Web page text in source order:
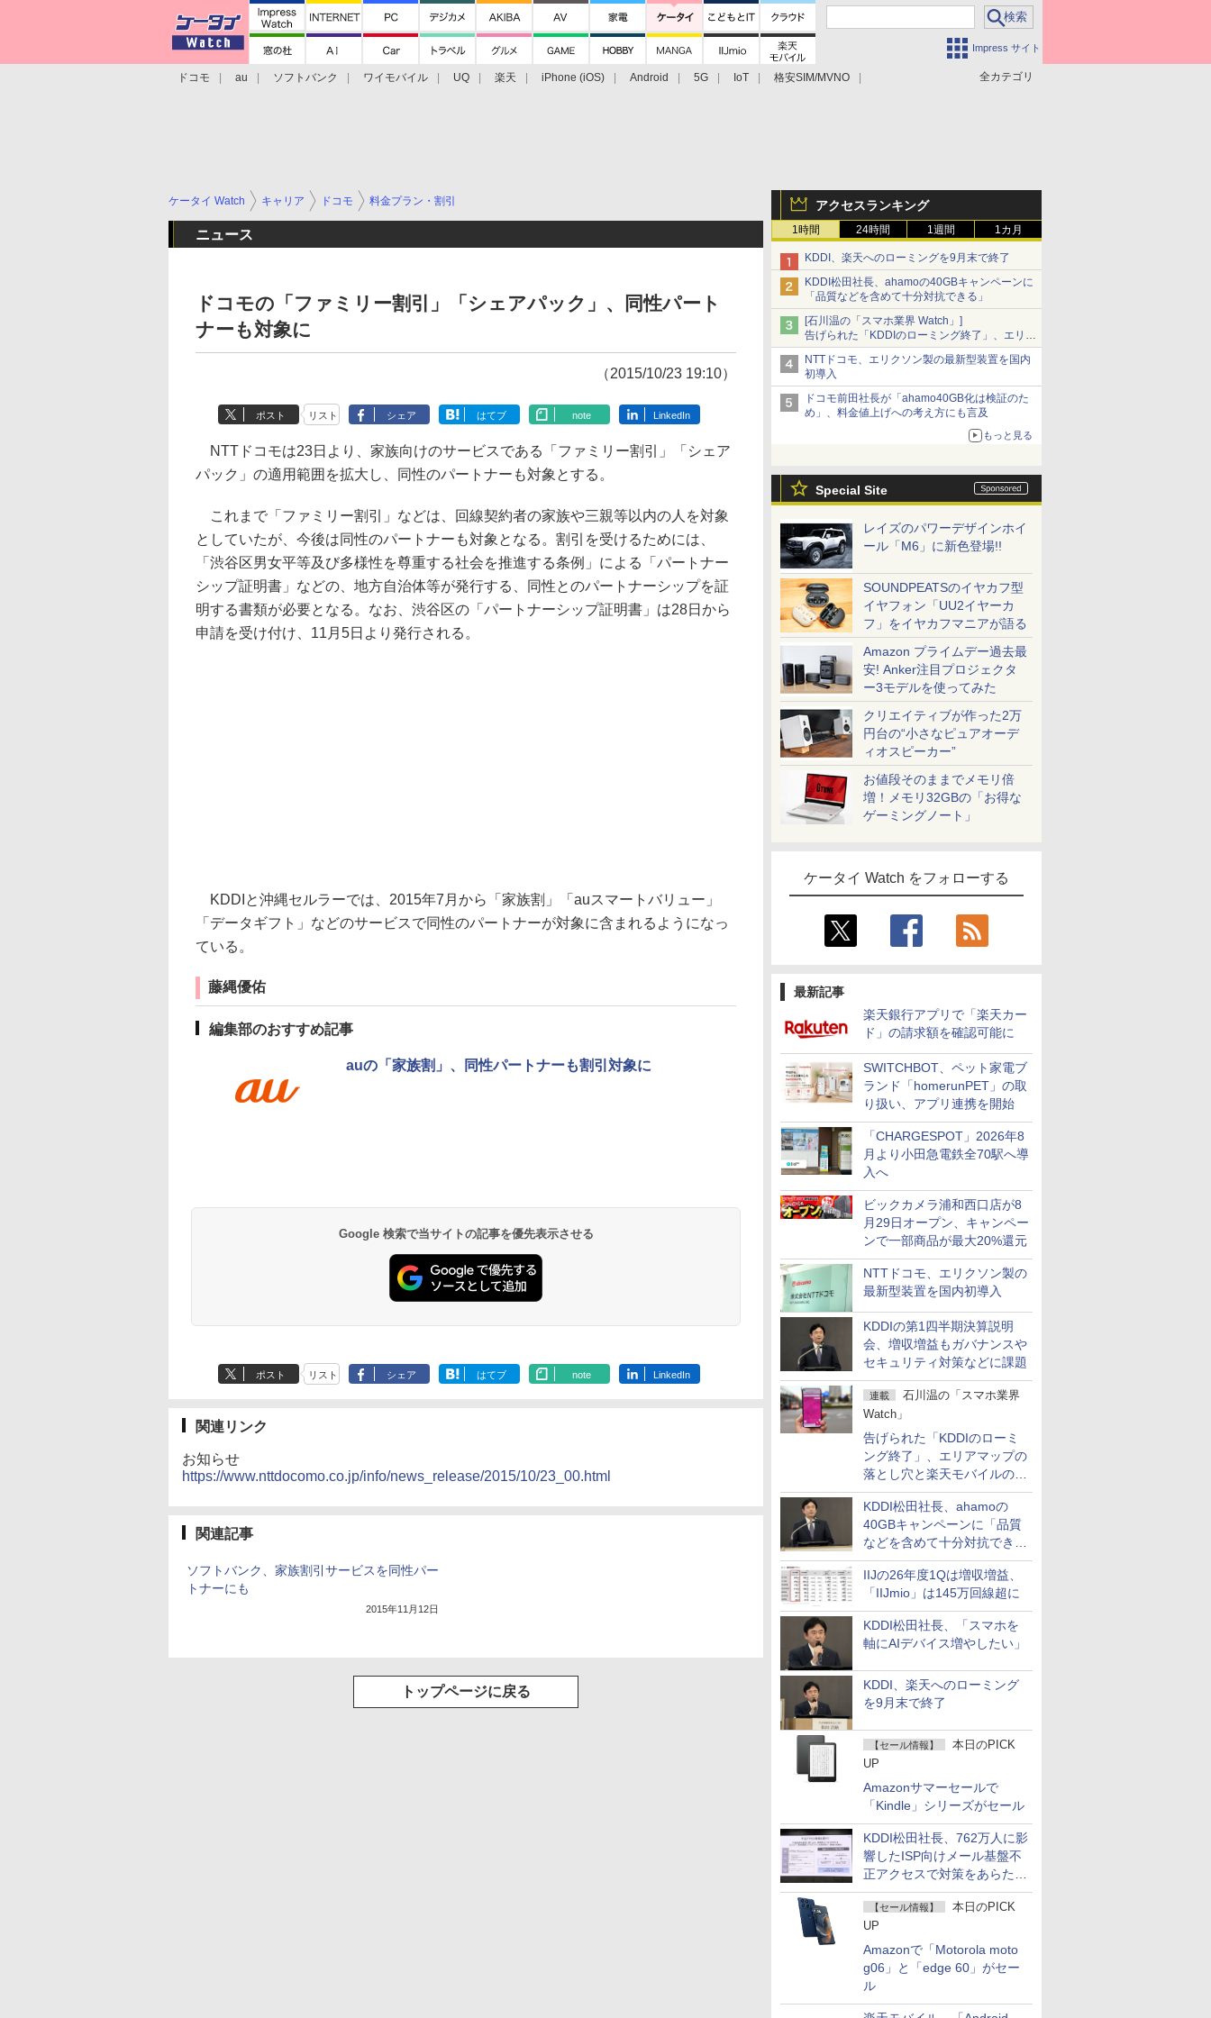
Impress サイト
全カテゴリ
ドコモ au ソフトバンク ワイモバイル UQ 楽天 iPhone (iOS) Android 5G IoT
格安SIM/MVNO
アクセスランキング
1時間 24時間 1週間 1カ月
KDDI、楽天へのローミングを9月末で終了
KDDI松田社長、ahamoの40GBキャンペーンに
「品質などを含めて十分対抗できる」
[石川温の「スマホ業界 Watch」]
告げられた「KDDIのローミング終了」、エリア
マップの落とし穴と楽天モバイルの課題
NTTドコモ、エリクソン製の最新型装置を国内
初導入
ドコモ前田社長が「ahamo40GB化は検証のた
め」、料金値上げへの考え方にも言及
もっと見る
Special Site
レイズのパワーデザインホイ
ール「M6」に新色登場!!
SOUNDPEATSのイヤカフ型
イヤフォン「UU2イヤーカ
フ」をイヤカフマニアが語る
Amazon プライムデー過去最
安! Anker注目プロジェクタ
ー3モデルを使ってみた
クリエイティブが作った2万
円台の“小さなピュアオーデ
ィオスピーカー”
お値段そのままでメモリ倍
増！メモリ32GBの「お得な
ゲーミングノート」
ケータイ Watch をフォローする
最新記事
楽天銀行アプリで「楽天カー
ド」の請求額を確認可能に
SWITCHBOT、ペット家電ブ
ランド「homerunPET」の取
り扱い、アプリ連携を開始
「CHARGESPOT」2026年8
月より小田急電鉄全70駅へ導
入へ
ビックカメラ浦和西口店が8
月29日オープン、キャンペー
ンで一部商品が最大20%還元
NTTドコモ、エリクソン製の
最新型装置を国内初導入
KDDIの第1四半期決算説明
会、増収増益もガバナンスや
セキュリティ対策などに課題
連載
石川温の「スマホ業界
Watch」
告げられた「KDDIのローミ
ング終了」、エリアマップの
落とし穴と楽天モバイルの課
題
KDDI松田社長、ahamoの
40GBキャンペーンに「品質
などを含めて十分対抗でき
る」
IIJの26年度1Qは増収増益、
「IIJmio」は145万回線超に
KDDI松田社長、「スマホを
軸にAIデバイス増やしたい」
KDDI、楽天へのローミング
を9月末で終了
【セール情報】
本日のPICK
UP
Amazonサマーセールで
「Kindle」シリーズがセール
KDDI松田社長、762万人に影
響したISP向けメール基盤不
正アクセスで対策をあらため
て説明
【セール情報】
本日のPICK
UP
Amazonで「Motorola moto
g06」と「edge 60」がセー
ル
ケータイ Watch キャリア ドコモ 料金プラン・割引
ニュース
ドコモの「ファミリー割引」「シェアパック」、同性パート
ナーも対象に
（2015/10/23 19:10）
ポスト リスト シェア はてブ note LinkedIn
NTTドコモは23日より、家族向けのサービスである「ファミリー割引」「シェア
パック」の適用範囲を拡大し、同性のパートナーも対象とする。
これまで「ファミリー割引」などは、回線契約者の家族や三親等以内の人を対象
としていたが、今後は同性のパートナーも対象となる。割引を受けるためには、
「渋谷区男女平等及び多様性を尊重する社会を推進する条例」による「パートナー
シップ証明書」などの、地方自治体等が発行する、同性とのパートナーシップを証
明する書類が必要となる。なお、渋谷区の「パートナーシップ証明書」は28日から
申請を受け付け、11月5日より発行される。
KDDIと沖縄セルラーでは、2015年7月から「家族割」「auスマートバリュー」
「データギフト」などのサービスで同性のパートナーが対象に含まれるようになっ
ている。
藤縄優佑
編集部のおすすめ記事
auの「家族割」、同性パートナーも割引対象に
Google 検索で当サイトの記事を優先表示させる
ポスト リスト シェア はてブ note LinkedIn
関連リンク
お知らせ
https://www.nttdocomo.co.jp/info/news_release/2015/10/23_00.html
関連記事
ソフトバンク、家族割引サービスを同性パー
トナーにも
2015年11月12日
トップページに戻る